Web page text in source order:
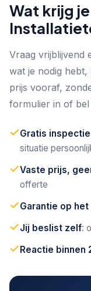
Wat krijg
Vraag vrijblijvend
wat je nodig hebt,
prijs vooraf,
formulier in of bel
Gratis
situatie
Vaste prijs,
offerte
Garantie op
Jij beslist zelf:
Reactie binnen